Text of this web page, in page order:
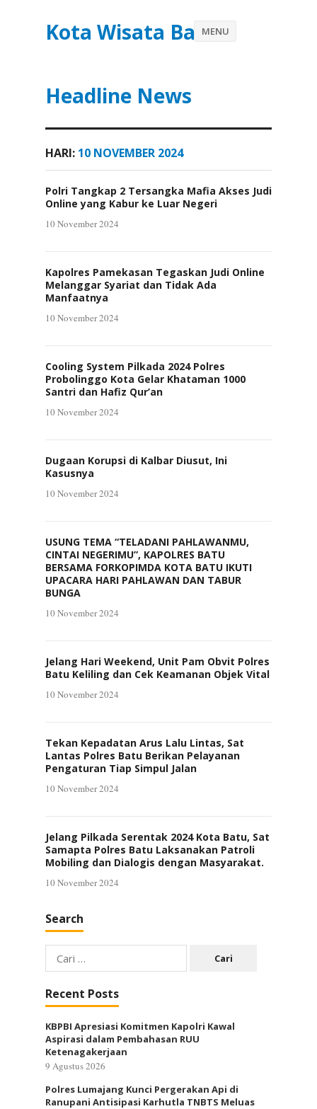
Kota Wisata Batu
Headline News
MENU
HARI: 10 NOVEMBER 2024
Polri Tangkap 2 Tersangka Mafia Akses Judi
Online yang Kabur ke Luar Negeri
10 November 2024
Kapolres Pamekasan Tegaskan Judi Online
Melanggar Syariat dan Tidak Ada
Manfaatnya
10 November 2024
Cooling System Pilkada 2024 Polres
Probolinggo Kota Gelar Khataman 1000
Santri dan Hafiz Qur’an
10 November 2024
Dugaan Korupsi di Kalbar Diusut, Ini
Kasusnya
10 November 2024
USUNG TEMA “TELADANI PAHLAWANMU,
CINTAI NEGERIMU”, KAPOLRES BATU
BERSAMA FORKOPIMDA KOTA BATU IKUTI
UPACARA HARI PAHLAWAN DAN TABUR
BUNGA
10 November 2024
Jelang Hari Weekend, Unit Pam Obvit Polres
Batu Keliling dan Cek Keamanan Objek Vital
10 November 2024
Tekan Kepadatan Arus Lalu Lintas, Sat
Lantas Polres Batu Berikan Pelayanan
Pengaturan Tiap Simpul Jalan
10 November 2024
Jelang Pilkada Serentak 2024 Kota Batu, Sat
Samapta Polres Batu Laksanakan Patroli
Mobiling dan Dialogis dengan Masyarakat.
10 November 2024
Search
Cari
untuk:
Recent Posts
KBPBI Apresiasi Komitmen Kapolri Kawal
Aspirasi dalam Pembahasan RUU
Ketenagakerjaan
9 Agustus 2026
Polres Lumajang Kunci Pergerakan Api di
Ranupani Antisipasi Karhutla TNBTS Meluas